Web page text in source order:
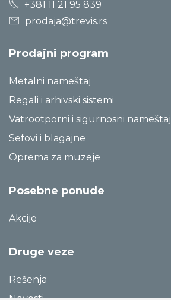
+381 11 21 95 839
prodaja@trevis.rs
Prodajni program
Metalni nameštaj
Regali i arhivski sistemi
Vatrootporni i sigurnosni nameštaj
Sefovi i blagajne
Oprema za muzeje
Posebne ponude
Akcije
Druge veze
Rešenja